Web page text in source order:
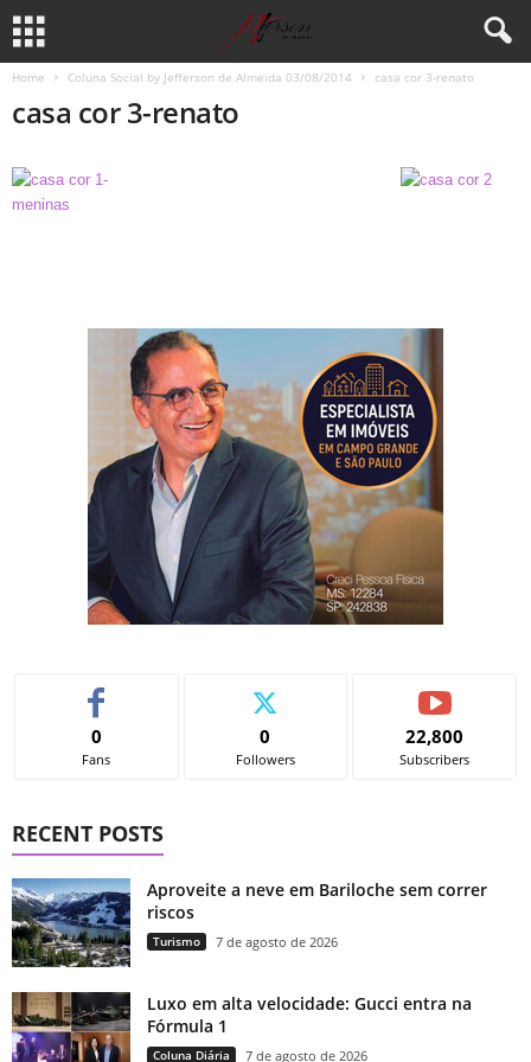
Home Coluna Social by Jefferson de Almeida 03/08/2014 casa cor 3-renato
casa cor 3-renato
0
Fans
0
Followers
22,800
Subscribers
RECENT POSTS
Aproveite a neve em Bariloche sem correr
riscos
Turismo 7 de agosto de 2026
Luxo em alta velocidade: Gucci entra na
Fórmula 1
Coluna Diária 7 de agosto de 2026